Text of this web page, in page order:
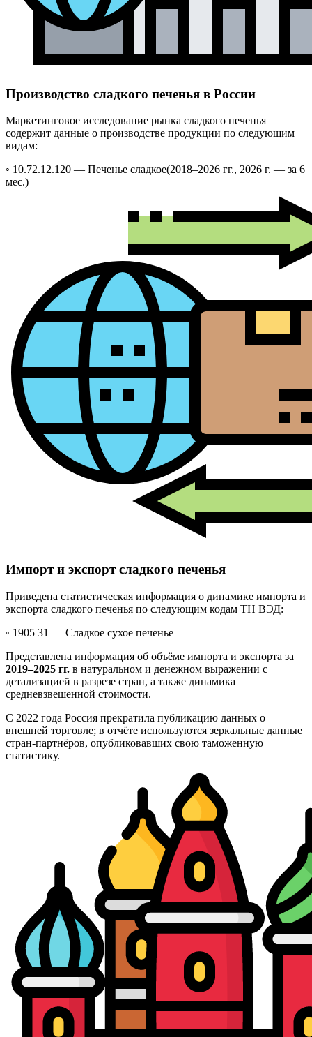
Производство сладкого печенья в России
Маркетинговое исследование рынка сладкого печенья
содержит данные о производстве продукции по следующим
видам:
◦ 10.72.12.120 — Печенье сладкое(2018–2026 гг., 2026 г. — за 6
мес.)
Импорт и экспорт сладкого печенья
Приведена статистическая информация о динамике импорта и
экспорта сладкого печенья по следующим кодам ТН ВЭД:
◦ 1905 31 — Сладкое сухое печенье
Представлена информация об объёме импорта и экспорта за
2019–2025 гг. в натуральном и денежном выражении с
детализацией в разрезе стран, а также динамика
средневзвешенной стоимости.
С 2022 года Россия прекратила публикацию данных о
внешней торговле; в отчёте используются зеркальные данные
стран-партнёров, опубликовавших свою таможенную
статистику.